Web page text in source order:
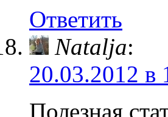
Ответить
Natalja:
20.03.2012 в
Полезная